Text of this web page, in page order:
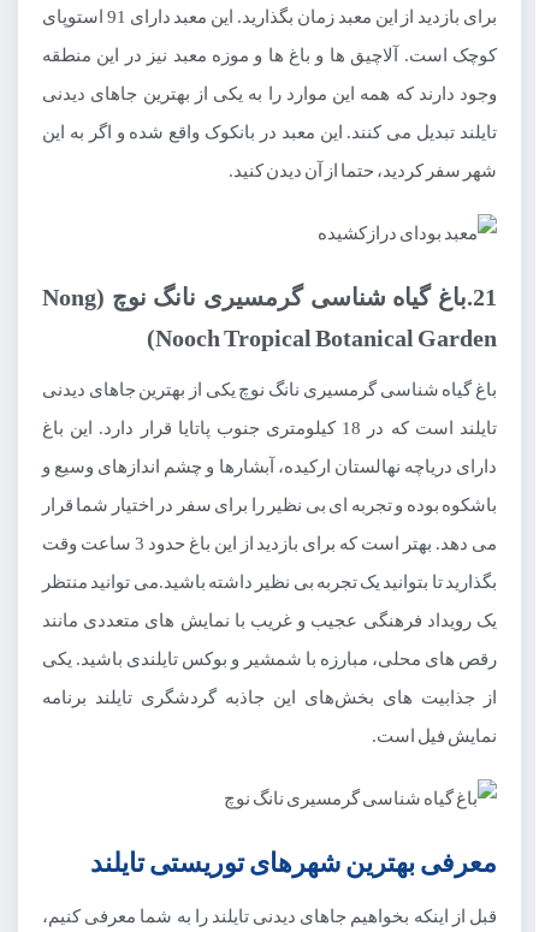
برای بازدید از این معبد زمان بگذارید. این معبد دارای 91 استوپای
کوچک است. آلاچیق ها و باغ ها و موزه معبد نیز در این منطقه
وجود دارند که همه این موارد را به یکی از بهترین جاهای دیدنی
تایلند تبدیل می کنند. این معبد در بانکوک واقع شده و اگر به این
شهر سفر کردید، حتما از آن دیدن کنید.
21.باغ گیاه شناسی گرمسیری نانگ نوچ (Nong
Nooch Tropical Botanical Garden)
باغ گیاه شناسی گرمسیری نانگ نوچ یکی از بهترین جاهای دیدنی
تایلند است که در 18 کیلومتری جنوب پاتایا قرار دارد. این باغ
دارای دریاچه نهالستان ارکیده، آبشارها و چشم اندازهای وسیع و
باشکوه بوده و تجربه ای بی نظیر را برای سفر در اختیار شما قرار
می دهد. بهتر است که برای بازدید از این باغ حدود 3 ساعت وقت
بگذارید تا بتوانید یک تجربه بی نظیر داشته باشید.می توانید منتظر
یک رویداد فرهنگی عجیب و غریب با نمایش های متعددی مانند
رقص های محلی، مبارزه با شمشیر و بوکس تایلندی باشید. یکی
از جذابیت های بخش‌های این جاذبه گردشگری تایلند برنامه
نمایش فیل است.
معرفی بهترین شهرهای توریستی تایلند
قبل از اینکه بخواهیم جاهای دیدنی تایلند را به شما معرفی کنیم،